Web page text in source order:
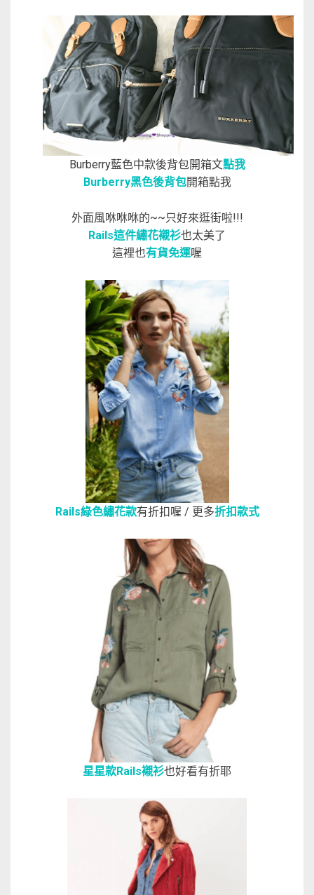
Burberry藍色中款後背包開箱文點我
Burberry黑色後背包開箱點我
外面風咻咻咻的~~只好來逛街啦!!!
Rails這件繡花襯衫也太美了
這裡也有貨免運喔
Rails綠色繡花款有折扣喔 / 更多折扣款式
星星款Rails襯衫也好看有折耶